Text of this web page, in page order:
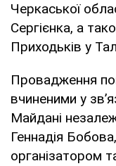
Черкаської
Сергієнка, а
Приходьків у
Провадження
вчиненими у
Майдані
Геннадія
організатором